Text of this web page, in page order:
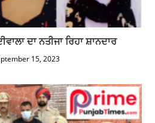
ਦਾ ਨਤੀਜਾ ਰਿਹਾ ਸ਼ਾਨਦਾਰ
15, 2023